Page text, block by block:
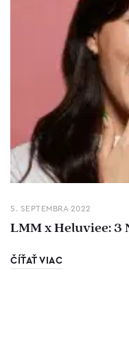
5. SEPTEMBRA 2022
LMM x Heluviee: 3
ČÍŤAŤ VIAC